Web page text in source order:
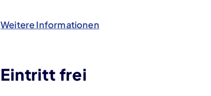
Weitere Informationen
Eintritt frei